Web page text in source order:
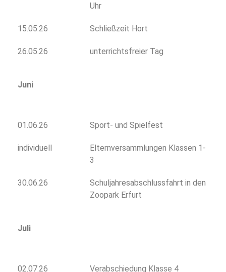
Uhr
15.05.26 Schließzeit Hort
26.05.26 unterrichtsfreier Tag
Juni
01.06.26 Sport- und Spielfest
individuell
Elternversammlungen Klassen 1-
3
30.06.26
Schuljahresabschlussfahrt in den
Zoopark Erfurt
Juli
02.07.26 Verabschiedung Klasse 4